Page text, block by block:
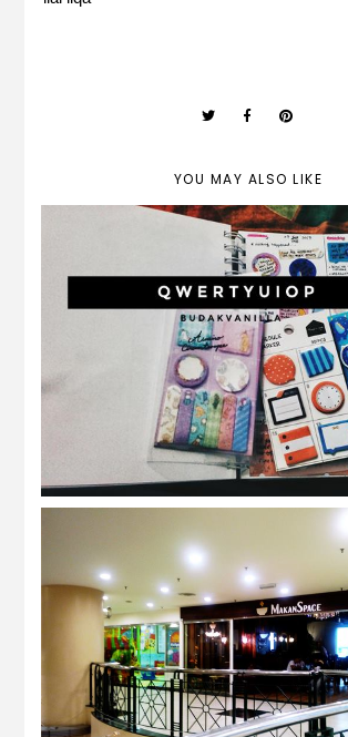
YOU MAY ALSO LIKE
gambar dan cerita #1
eating at Makan Space